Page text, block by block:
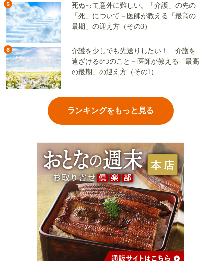
5
死ぬって意外に難しい。「介護」の先の
「死」について－医師が教える「最高の
最期」の迎え方（その3）
6
介護を少しでも先送りしたい！ 介護を
遠ざける8つのこと－医師が教える「最高
の最期」の迎え方（その1）
ランキングをもっと見る